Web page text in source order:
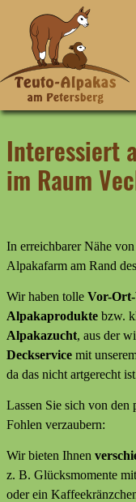
Interessiert
im Raum
In erreichbarer Nähe
Alpakafarm am Rand
Wir haben tolle Vor-
Alpakaprodukte bzw.
Alpakazucht, aus der
Deckservice mit
da das nicht artgerecht
Lassen Sie sich von den
Fohlen verzaubern:
Wir bieten Ihnen
z. B. Glücksmomente
oder ein